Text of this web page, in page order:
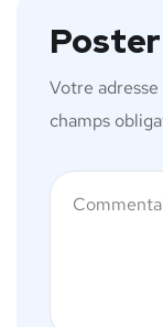
Votre
champs